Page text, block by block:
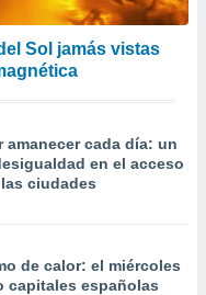
Sol jamás vistas
amanecer cada día: un
en el acceso
ciudades
de calor: el miércoles
capitales españolas